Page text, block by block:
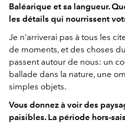
Baléarique et sa langueur.
les détails qui nourrissent
Je n'arriverai pas à tous les
de moments, et des choses
passent autour de nous: un
ballade dans la nature, une
simples objets.
Vous donnez à voir des
paisibles. La période hors-